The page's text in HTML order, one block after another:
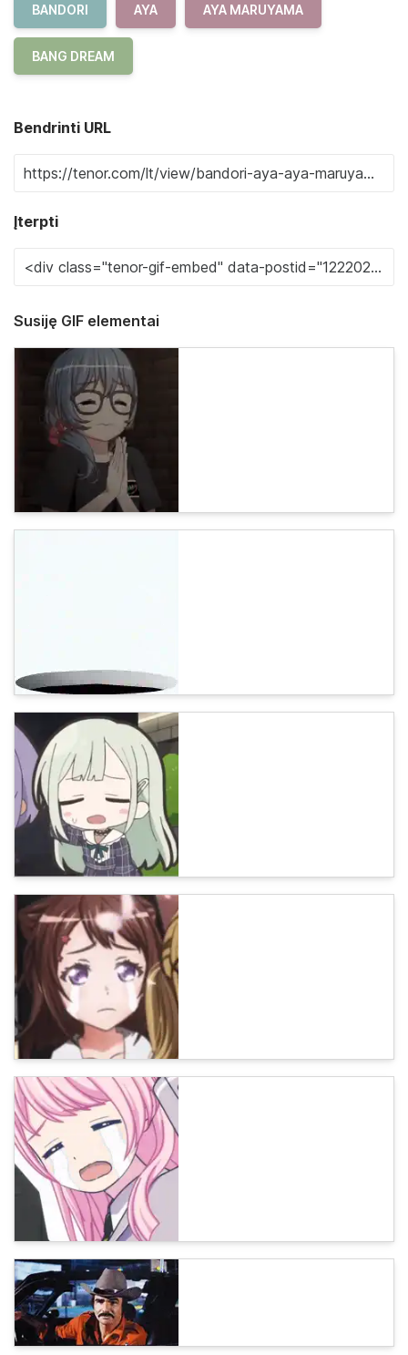
BANDORI AYA AYA MARUYAMA
BANG DREAM
Bendrinti URL
Įterpti
Susiję GIF elementai